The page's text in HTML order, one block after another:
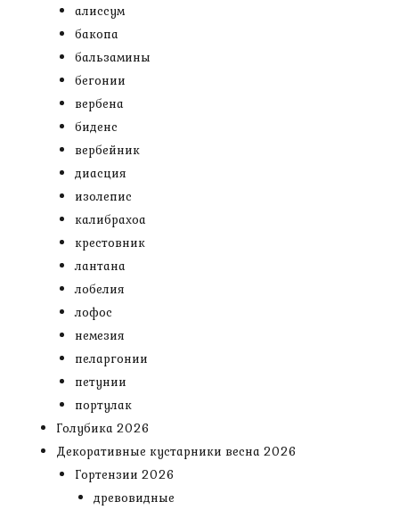
алиссум
бакопа
бальзамины
бегонии
вербена
биденс
вербейник
диасция
изолепис
калибрахоа
крестовник
лантана
лобелия
лофос
немезия
пеларгонии
петунии
портулак
Голубика 2026
Декоративные кустарники весна 2026
Гортензии 2026
древовидные